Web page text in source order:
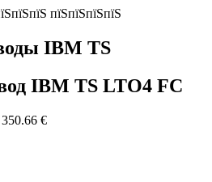
IBM TS
IBM TS LTO4 FC
€